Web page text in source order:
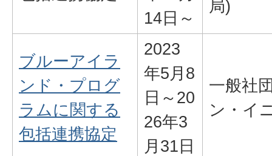
14日～
局)
ブルーアイラ
ンド・プログ
ラムに関する
包括連携協定
2023
年5月8
日～20
26年3
月31日
一般社
ン・イ